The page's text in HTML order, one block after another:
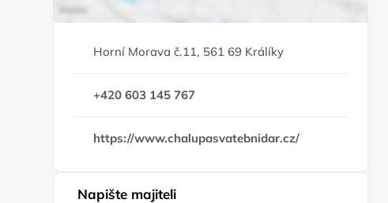
Horní Morava č.11, 561 69 Králíky
+420 603 145 767
https://www.chalupasvatebnidar.cz/
Napište majiteli